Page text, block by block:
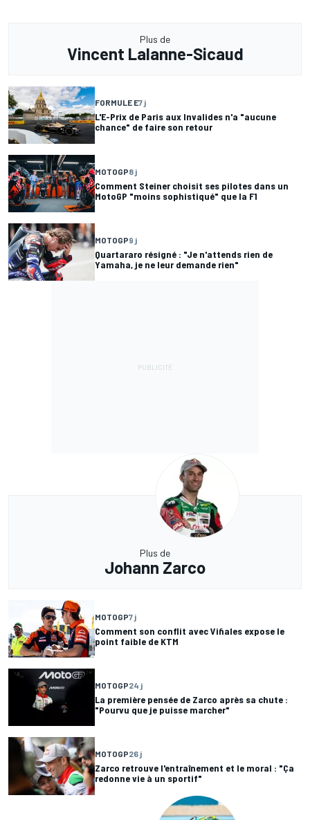
Plus de
Vincent Lalanne-Sicaud
FORMULE E7 j
L'E-Prix de Paris aux Invalides n'a "aucune
chance" de faire son retour
MOTOGP8 j
Comment Steiner choisit ses pilotes dans un
MotoGP "moins sophistiqué" que la F1
MOTOGP9 j
Quartararo résigné : "Je n'attends rien de
Yamaha, je ne leur demande rien"
Plus de
Johann Zarco
MOTOGP7 j
Comment son conflit avec Viñales expose le
point faible de KTM
MOTOGP24 j
La première pensée de Zarco après sa chute :
"Pourvu que je puisse marcher"
MOTOGP26 j
Zarco retrouve l'entraînement et le moral : "Ça
redonne vie à un sportif"